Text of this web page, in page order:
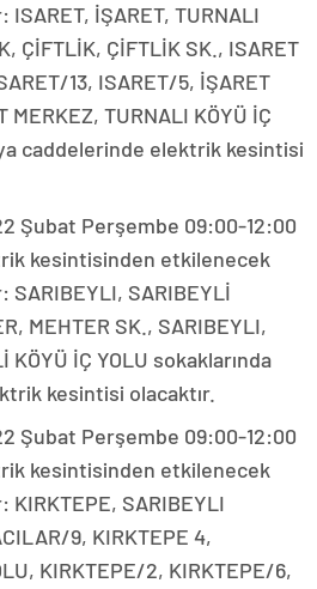
İŞARET, TURNALI
ÇİFTLİK, ÇİFTLİK SK., ISARET
13, ISARET/5, İŞARET
MERKEZ, TURNALI KÖYÜ İÇ
caddelerinde elektrik kesintisi
Şubat Perşembe 09:00-12:00
kesintisinden etkilenecek
SARIBEYLİ
MEHTER SK., SARIBEYLI,
KÖYÜ İÇ YOLU sokaklarında
kesintisi olacaktır.
Şubat Perşembe 09:00-12:00
kesintisinden etkilenecek
SARIBEYLI
9, KIRKTEPE 4,
KIRKTEPE/2, KIRKTEPE/6,